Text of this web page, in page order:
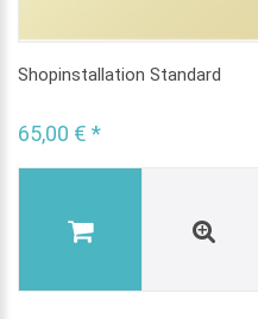
Shopinstallation Standard
65,00 € *